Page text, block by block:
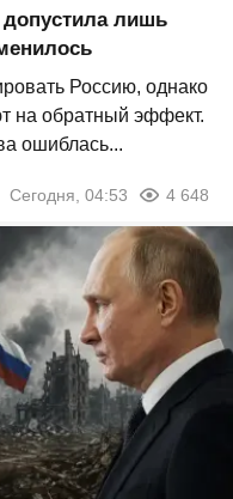
лишь
Россию, однако
на обратный эффект.
ошиблась...
Сегодня, 04:53 4 648